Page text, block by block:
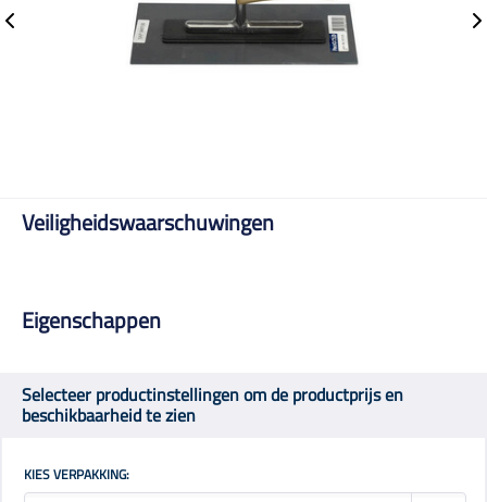
Veiligheidswaarschuwingen
Eigenschappen
Selecteer productinstellingen om de productprijs en
beschikbaarheid te zien
KIES VERPAKKING: